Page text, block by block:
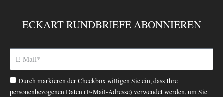
b
o
-
f
ECKART RUNDBRIEFE ABONNIEREN
Durch markieren der Checkbox willigen Sie ein, dass Ihre
personenbezogenen Daten (E-Mail-Adresse) verwendet werden, um Sie